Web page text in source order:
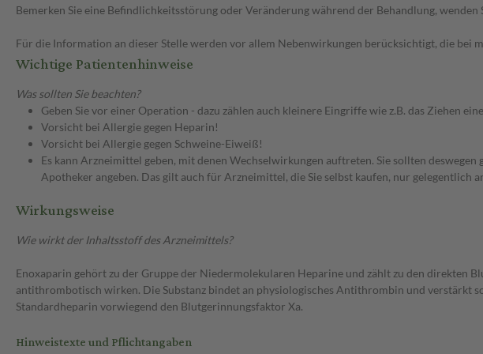
Bemerken Sie eine Befindlichkeitsstörung oder Veränderung während der Behandlung,
Für die Information an dieser Stelle werden vor allem Nebenwirkungen berücksichtigt, die bei
Wichtige Patientenhinweise
Was sollten Sie beachten?
Geben Sie vor einer Operation - dazu zählen auch kleinere Eingriffe wie z.B. das Ziehen
Vorsicht bei Allergie gegen Heparin!
Vorsicht bei Allergie gegen Schweine-Eiweiß!
Es kann Arzneimittel geben, mit denen Wechselwirkungen auftreten. Sie sollten
Apotheker angeben. Das gilt auch für Arzneimittel, die Sie selbst kaufen, nur gelegentlich
Wirkungsweise
Wie wirkt der Inhaltsstoff des Arzneimittels?
Enoxaparin gehört zu der Gruppe der Niedermolekularen Heparine und zählt zu den direkten
antithrombotisch wirken. Die Substanz bindet an physiologisches Antithrombin und verstärkt
Standardheparin vorwiegend den Blutgerinnungsfaktor Xa.
Hinweistexte und Pflichtangaben